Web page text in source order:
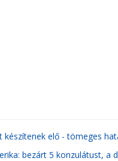
készítenek elő - tömeges
bezárt 5 konzulátust,